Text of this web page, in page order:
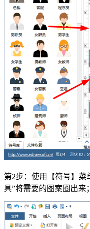
第2步：使用【符号】菜
具”将需要的图案圈出来；